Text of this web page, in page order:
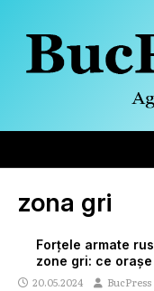
zona gri
Forțele armate
zone gri: ce
20.05.2024 BucPress